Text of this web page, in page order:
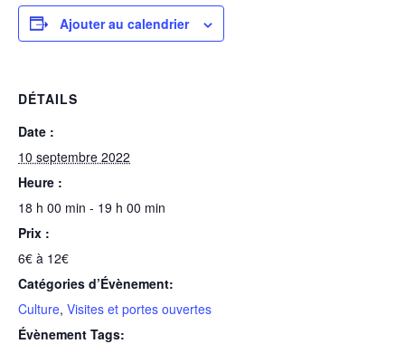
Ajouter au calendrier
DÉTAILS
Date :
10 septembre 2022
Heure :
18 h 00 min - 19 h 00 min
Prix :
6€ à 12€
Catégories d’Évènement:
Culture, Visites et portes ouvertes
Évènement Tags: